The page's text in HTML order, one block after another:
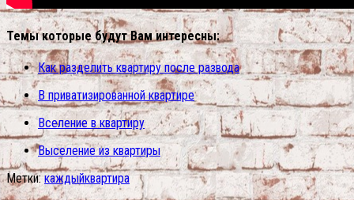
Темы которые будут Вам интересны:
Как разделить квартиру после развода
В приватизированной квартире
Вселение в квартиру
Выселение из квартиры
Метки: каждыйквартира